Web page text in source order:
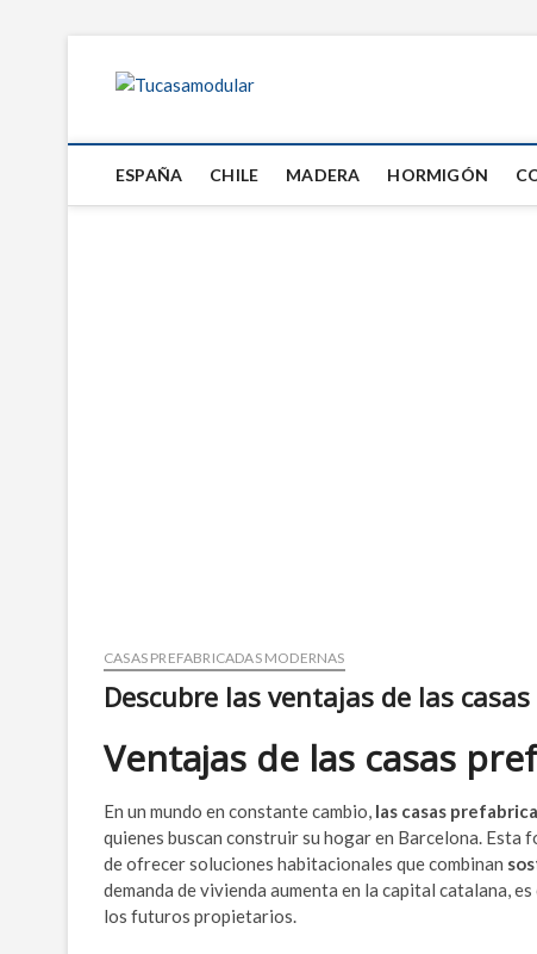
ESPAÑA CHILE MADERA HORMIGÓN
CASAS PREFABRICADAS MODERNAS
Descubre las ventajas de las
Ventajas de las casas
En un mundo en constante cambio, las casas
quienes buscan construir su hogar en Barcelona. Esta
de ofrecer soluciones habitacionales que combinan
demanda de vivienda aumenta en la capital catalana,
los futuros propietarios.